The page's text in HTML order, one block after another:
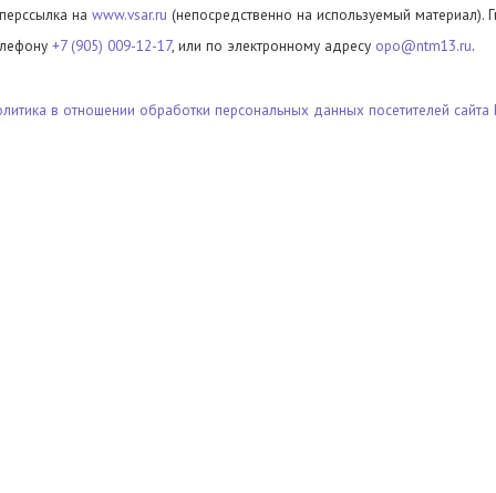
на www.vsar.ru (непосредственно на используемый материал).
+7 (905) 009-12-17, или по электронному адресу opo@ntm13.ru.
в отношении обработки персональных данных посетителей